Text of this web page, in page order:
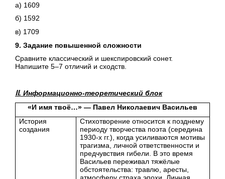
а) 1609
б) 1592
в) 1709
9. Задание повышенной сложности
Сравните классический и шекспировский сонет.
Напишите 5–7 отличий и сходств.
ⅠⅠ. Информационно-теоретический блок
«И имя твоё…» — Павел Николаевич Васильев
История
создания
Стихотворение относится к позднему
периоду творчества поэта (середина
1930-х гг.), когда усиливаются мотивы
трагизма, личной ответственности и
предчувствия гибели. В это время
Васильев переживал тяжёлые
обстоятельства: травлю, аресты,